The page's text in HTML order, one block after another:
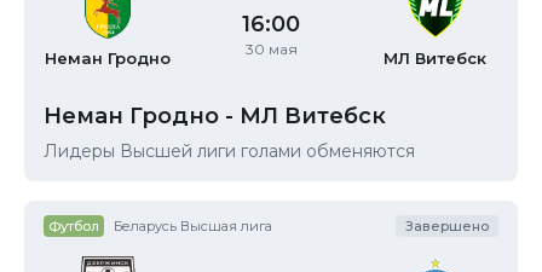
Неман Гродно
16:00
30 мая МЛ Витебск
Неман Гродно - МЛ Витебск
Лидеры Высшей лиги голами обменяются
Футбол Беларусь Высшая лига Завершено